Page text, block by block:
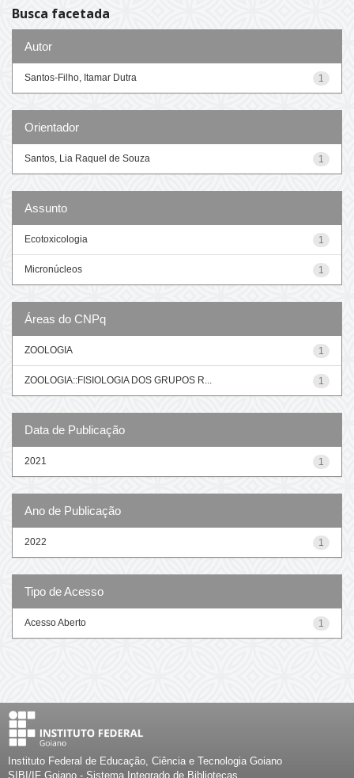
Busca facetada
Autor
1
Santos-Filho, Itamar Dutra
Orientador
1
Santos, Lia Raquel de Souza
Assunto
1
Ecotoxicologia
1
Micronúcleos
Áreas do CNPq
1
ZOOLOGIA
1
ZOOLOGIA::FISIOLOGIA DOS GRUPOS R...
Data de Publicação
1
2021
Ano de Publicação
1
2022
Tipo de Acesso
1
Acesso Aberto
Instituto Federal de Educação, Ciência e Tecnologia Goiano
SIBI/IF Goiano - Sistema Integrado de Bibliotecas